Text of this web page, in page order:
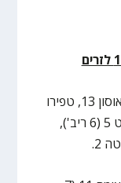
אליהו 25 (9 ריב'), דאוסון 13, טפירו
13, ניסים 9, קוז'יקרו 8, פניני 7, רוזפלט 5 (6 ריב'),